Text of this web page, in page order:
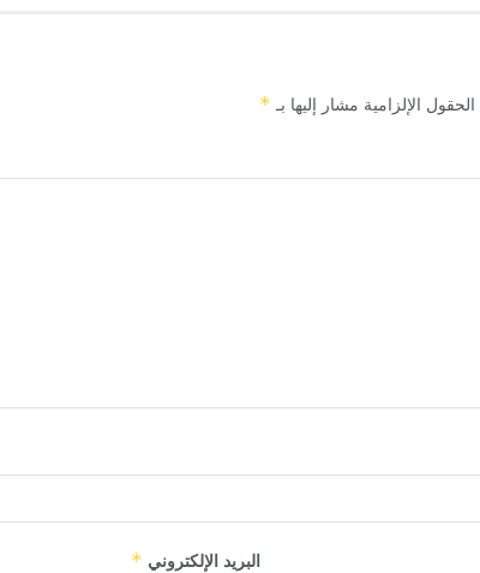
الحقول الإلزامية مشار إليها بـ *
البريد الإلكتروني *